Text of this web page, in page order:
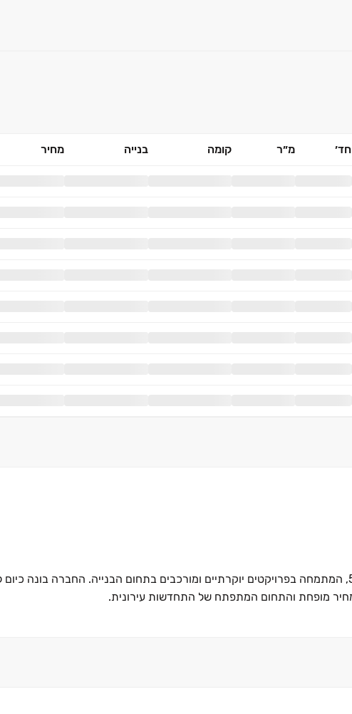
חד׳ מ״ר קומה בנייה מחיר
גשם היא חברת יזמות וביצוע מהשורה הראשונה, בעלת סיווג ג' 5, המתמחה בפרויקטים יוקרתיים ומורכבים בתחום הבנייה. החברה בונה